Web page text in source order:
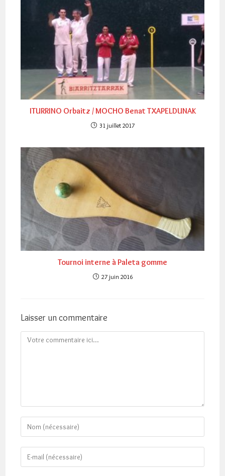
ITURRINO Orbaitz / MOCHO Benat TXAPELDUNAK
31 juillet 2017
Tournoi interne à Paleta gomme
27 juin 2016
Laisser un commentaire
Comment
Enter
your
name
Enter
your